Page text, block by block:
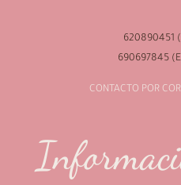
620890451
690697845
CONTACTO POR